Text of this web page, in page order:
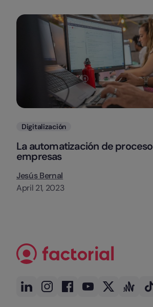
Categorias
Digitalización
La automatización de
empresas
Jesús Bernal
April 21, 2023